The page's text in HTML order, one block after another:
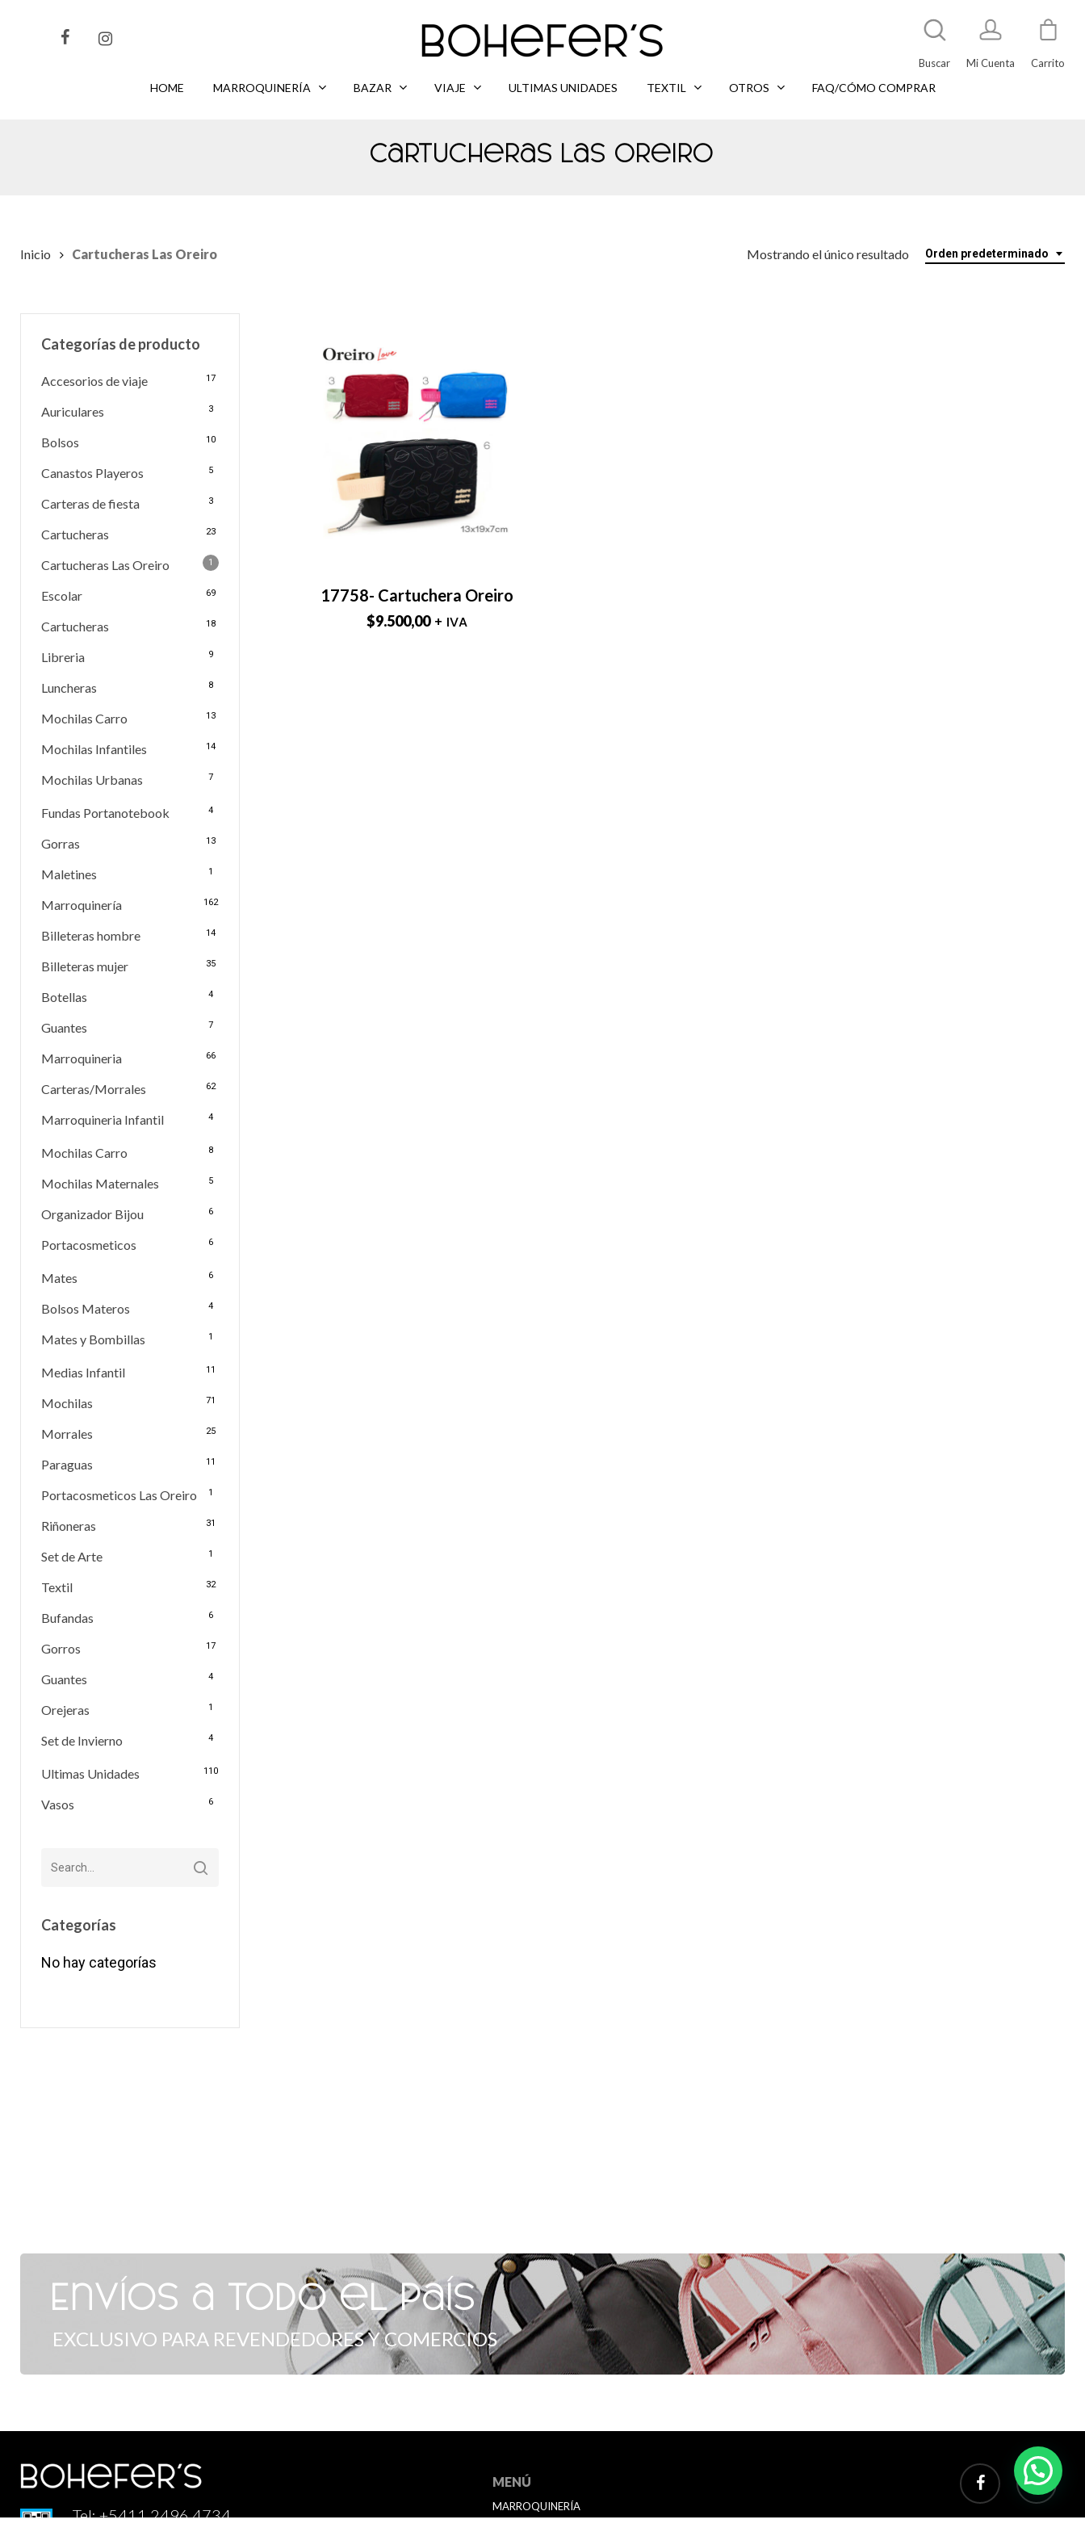
Buscar Mi Cuenta Carrito
HOME MARROQUINERÍA BAZAR VIAJE ULTIMAS UNIDADES TEXTIL OTROS FAQ/CÓMO COMPRAR
Cartucheras Las Oreiro
Orden predeterminado
Mostrando el único resultado
Inicio Cartucheras Las Oreiro
Categorías de producto
Accesorios de viaje 17
Auriculares 3
Bolsos 10
Canastos Playeros 5
Carteras de fiesta 3
Cartucheras 23
Cartucheras Las Oreiro 1
Escolar 69
Cartucheras 18
Libreria 9
Luncheras 8
Mochilas Carro 13
Mochilas Infantiles 14
Mochilas Urbanas 7
Fundas Portanotebook 4
Gorras 13
Maletines 1
Marroquinería 162
Billeteras hombre 14
Billeteras mujer 35
Botellas 4
Guantes 7
Marroquineria 66
Carteras/Morrales 62
Marroquineria Infantil 4
Mochilas Carro 8
Mochilas Maternales 5
Organizador Bijou 6
Portacosmeticos 6
Mates 6
Bolsos Materos 4
Mates y Bombillas 1
Medias Infantil 11
Mochilas 71
Morrales 25
Paraguas 11
Portacosmeticos Las Oreiro 1
Riñoneras 31
Set de Arte 1
Textil 32
Bufandas 6
Gorros 17
Guantes 4
Orejeras 1
Set de Invierno 4
Ultimas Unidades 110
Vasos 6
Categorías
No hay categorías
17758- Cartuchera Oreiro
$9.500,00 + IVA
Envíos a todo el país
EXCLUSIVO PARA REVENDEDORES Y COMERCIOS
Tel: +5411 2496 4734
MENÚ
MARROQUINERÍA
facebook instagram